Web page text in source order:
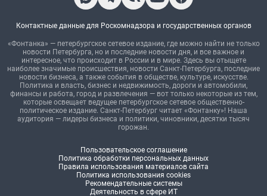
Контактные данные для Роскомнадзора и государственных органов
«Фонтанка» — петербургское сетевое издание, где можно найти не только
новости Петербурга, но и последние новости дня, и все важное и
интересное, что происходит в России и в мире. Здесь вы отыщете
наиболее значимые происшествия, новости Санкт-Петербурга, последние
новости бизнеса, а также события в обществе, культуре, искусстве.
Политика и власть, бизнес и недвижимость, дороги и автомобили,
финансы и работа, город и развлечения — вот только некоторые из тем,
которые освещает ведущее петербургское сетевое общественно-
политическое издание. Санкт-Петербург читает «Фонтанку»! Наша
аудитория — лидеры бизнеса и политики, чиновники, десятки тысяч
горожан.
Пользовательское соглашение
Политика обработки персональных данных
Правила использования материалов сайта
Политика использования cookies
Рекомендательные системы
Деятельность в сфере ИТ